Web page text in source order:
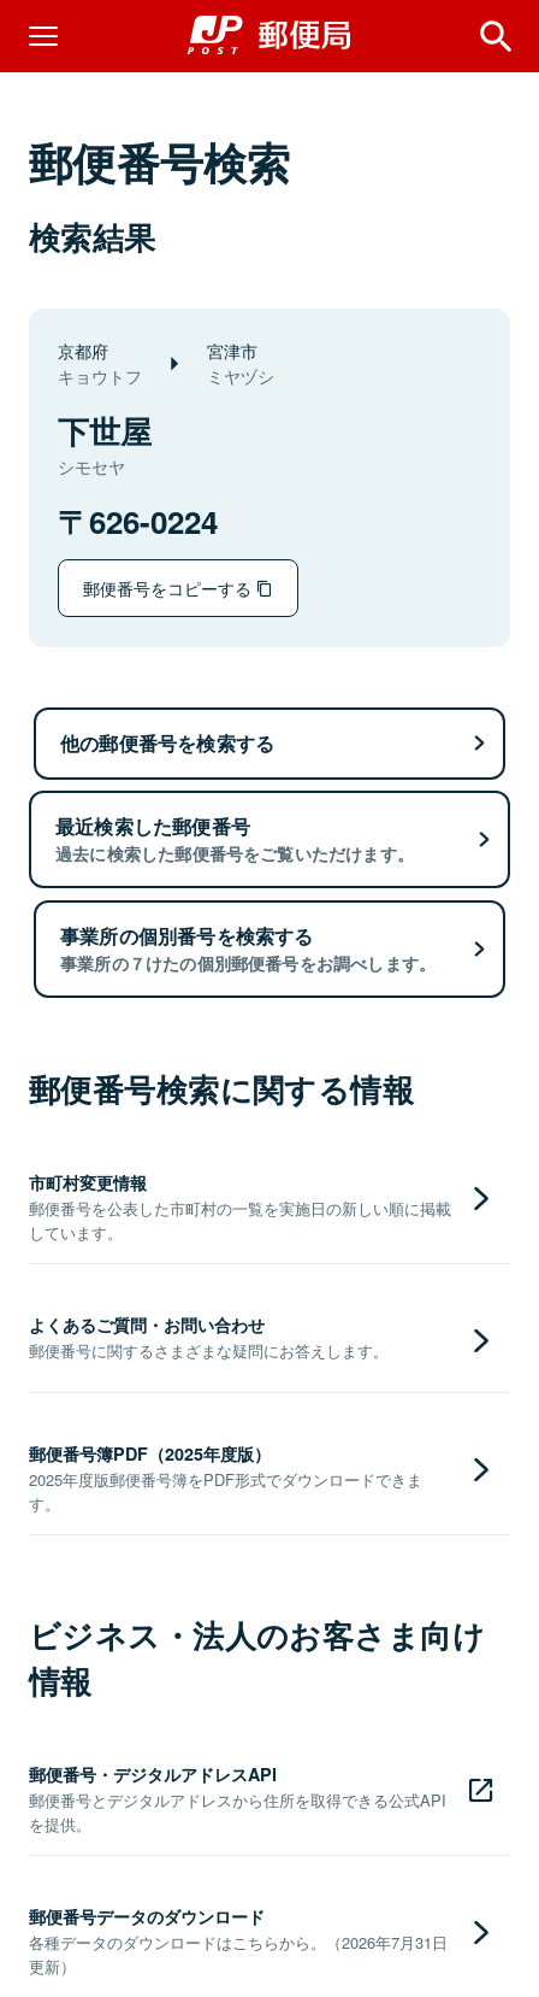
郵便番号検索
検索結果
京都府
キョウトフ
宮津市
ミヤヅシ
下世屋
シモセヤ
626-0224
郵便番号をコピーする
他の郵便番号を検索する
最近検索した郵便番号
過去に検索した郵便番号をご覧いただけます。
事業所の個別番号を検索する
事業所の７けたの個別郵便番号をお調べします。
郵便番号検索に関する情報
市町村変更情報
郵便番号を公表した市町村の一覧を実施日の新しい順に掲載
しています。
よくあるご質問・お問い合わせ
郵便番号に関するさまざまな疑問にお答えします。
郵便番号簿PDF（2025年度版）
2025年度版郵便番号簿をPDF形式でダウンロードできま
す。
ビジネス・法人のお客さま向け
情報
郵便番号・デジタルアドレスAPI
郵便番号とデジタルアドレスから住所を取得できる公式API
を提供。
郵便番号データのダウンロード
各種データのダウンロードはこちらから。（2026年7月31日
更新）